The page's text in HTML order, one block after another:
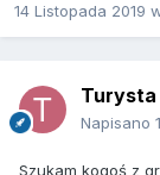
14 Listopada 2019
Turysta
Napisano
Szukam kogoś z